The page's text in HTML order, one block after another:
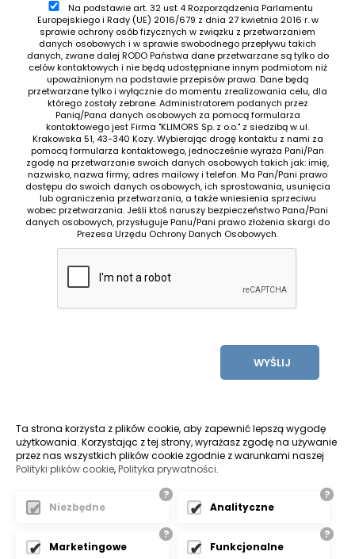
Na podstawie art. 32 ust 4 Rozporządzenia Parlamentu
Europejskiego i Rady (UE) 2016/679 z dnia 27 kwietnia 2016 r. w
sprawie ochrony osób fizycznych w związku z przetwarzaniem
danych osobowych i w sprawie swobodnego przepływu takich
danych, zwane dalej RODO Państwa dane przetwarzane są tylko do
celów kontaktowych i nie będą udostępniane innym podmiotom niż
upoważnionym na podstawie przepisów prawa. Dane będą
przetwarzane tylko i wyłącznie do momentu zrealizowania celu, dla
którego zostały zebrane. Administratorem podanych przez
Panią/Pana danych osobowych za pomocą formularza
kontaktowego jest Firma "KLIMORS Sp. z o.o." z siedzibą w ul.
Krakowska 51, 43-340 Kozy. Wybierając drogę kontaktu z nami za
pomocą formularza kontaktowego, jednocześnie wyraża Pani/Pan
zgodę na przetwarzanie swoich danych osobowych takich jak: imię,
nazwisko, nazwa firmy, adres mailowy i telefon. Ma Pan/Pani prawo
dostępu do swoich danych osobowych, ich sprostowania, usunięcia
lub ograniczenia przetwarzania, a także wniesienia sprzeciwu
wobec przetwarzania. Jeśli ktoś naruszy bezpieczeństwo Pana/Pani
danych osobowych, przysługuje Panu/Pani prawo złożenia skargi do
Prezesa Urzędu Ochrony Danych Osobowych.
WYŚLIJ
ŻYCZYMY UDANYCH ZAKUPÓW
Pozycjonowanie stron bielsko
Ta strona korzysta z plików cookie, aby zapewnić lepszą wygodę
użytkowania. Korzystając z tej strony, wyrażasz zgodę na używanie
przez nas wszystkich plików cookie zgodnie z warunkami naszej
Polityki plików cookie,Polityka prywatności.
?
Niezbędne
?
Analityczne
?
Marketingowe
?
Funkcjonalne